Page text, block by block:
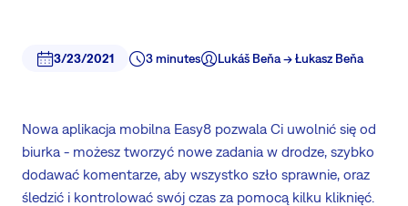
3/23/2021 3 minutes Lukáš Beňa -> Łukasz Beňa
Nowa aplikacja mobilna Easy8 pozwala Ci uwolnić się od
biurka - możesz tworzyć nowe zadania w drodze, szybko
dodawać komentarze, aby wszystko szło sprawnie, oraz
śledzić i kontrolować swój czas za pomocą kilku kliknięć.